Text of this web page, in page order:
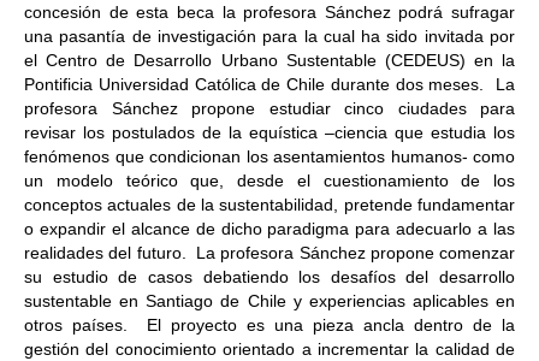
concesión de esta beca la profesora Sánchez podrá sufragar
una pasantía de investigación para la cual ha sido invitada por
el Centro de Desarrollo Urbano Sustentable (CEDEUS) en la
Pontificia Universidad Católica de Chile durante dos meses. La
profesora Sánchez propone estudiar cinco ciudades para
revisar los postulados de la equística –ciencia que estudia los
fenómenos que condicionan los asentamientos humanos- como
un modelo teórico que, desde el cuestionamiento de los
conceptos actuales de la sustentabilidad, pretende fundamentar
o expandir el alcance de dicho paradigma para adecuarlo a las
realidades del futuro. La profesora Sánchez propone comenzar
su estudio de casos debatiendo los desafíos del desarrollo
sustentable en Santiago de Chile y experiencias aplicables en
otros países. El proyecto es una pieza ancla dentro de la
gestión del conocimiento orientado a incrementar la calidad de